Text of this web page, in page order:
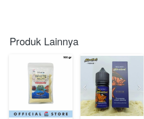
Produk Lainnya